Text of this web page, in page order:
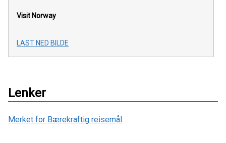
Visit Norway
LAST NED BILDE
Lenker
Merket for Bærekraftig reisemål